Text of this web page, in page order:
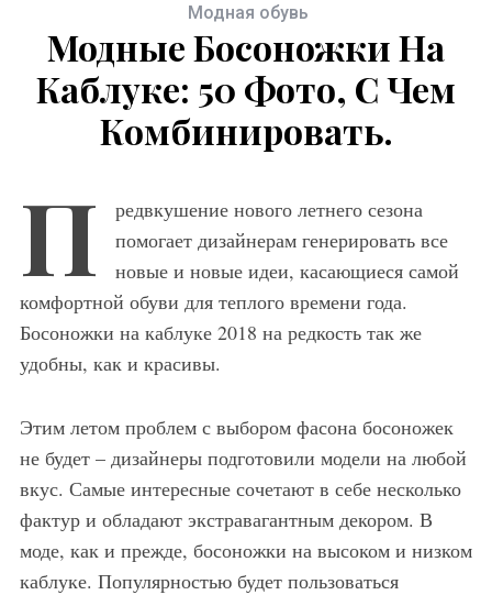
Модная обувь
Модные Босоножки На
Каблуке: 50 Фото, С Чем
Комбинировать.
П
редвкушение нового летнего сезона
помогает дизайнерам генерировать все
новые и новые идеи, касающиеся самой
комфортной обуви для теплого времени года.
Босоножки на каблуке 2018 на редкость так же
удобны, как и красивы.
Этим летом проблем с выбором фасона босоножек
не будет – дизайнеры подготовили модели на любой
вкус. Самые интересные сочетают в себе несколько
фактур и обладают экстравагантным декором. В
моде, как и прежде, босоножки на высоком и низком
каблуке. Популярностью будет пользоваться